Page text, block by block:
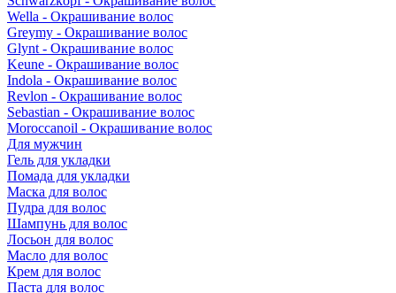
Wella - Окрашивание волос
Greymy - Окрашивание волос
Glynt - Окрашивание волос
Keune - Окрашивание волос
Indola - Окрашивание волос
Revlon - Окрашивание волос
Sebastian - Окрашивание волос
Moroccanoil - Окрашивание волос
Для мужчин
Гель для укладки
Помада для укладки
Маска для волос
Пудра для волос
Шампунь для волос
Лосьон для волос
Масло для волос
Крем для волос
Паста для волос